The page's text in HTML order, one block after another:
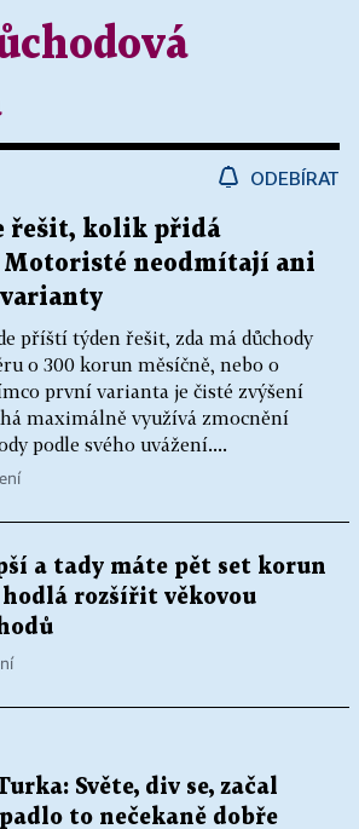
ODEBÍRAT
řešit, kolik přidá
Motoristé neodmítají ani
příští týden řešit, zda má důchody
o 300 korun měsíčně, nebo o
první varianta je čisté zvýšení
maximálně využívá zmocnění
podle svého uvážení....
a tady máte pět set korun
rozšířit věkovou
Světe, div se, začal
to nečekaně dobře